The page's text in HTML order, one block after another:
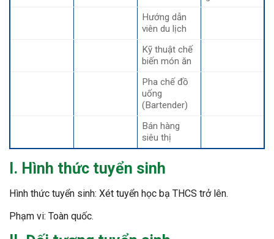
Hướng dẫn
viên du lịch
Kỹ thuật chế
biến món ăn
Pha chế đồ
uống
(Bartender)
Bán hàng
siêu thị
I. Hình thức tuyển sinh
Hình thức tuyển sinh: Xét tuyển học bạ THCS trở lên.
Phạm vi: Toàn quốc.